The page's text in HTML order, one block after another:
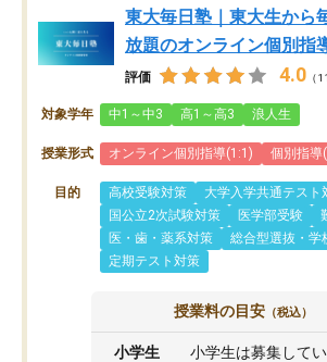
東大毎日塾｜東大生から
放題のオンライン個別指
評価 4.0 （
対象学年 中1～中3 高1～高3 浪人生
授業形式 オンライン個別指導(1:1) 個別指導
目的 高校受験対策
大学入学共通テスト
国公立2次試験対策
医学部受験
医・歯・薬系対策
総合型選抜・学
定期テスト対策
授業料の目安 （税込）
小学生 小学生は募集して